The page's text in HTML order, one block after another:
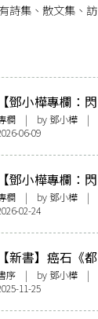
詩集、散文集、訪
【鄧小樺專欄：閃
其辭】女人抽薄
長煙——看政府
煙加辣
欄| by鄧小樺|
06-09
【鄧小樺專欄：閃
其辭】享受努
：《夜王》決戰
金多寶》
欄| by鄧小樺|
02-24
【新書】癌石《都
騙人的》鄧小樺
——〈且從其
〉
序| by鄧小樺|
11-25